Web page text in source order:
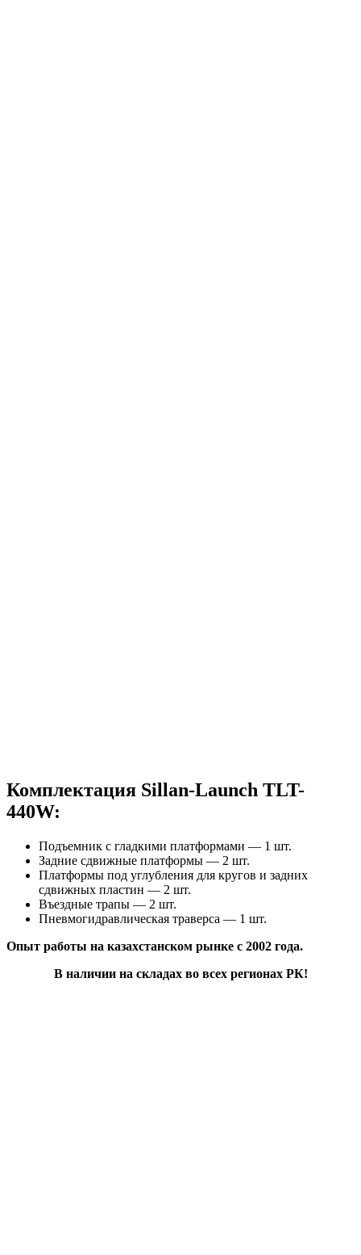
Комплектация Sillan-Launch TLT-
440W:
Подъемник с гладкими платформами — 1 шт.
Задние сдвижные платформы — 2 шт.
Платформы под углубления для кругов и задних
сдвижных пластин — 2 шт.
Въездные трапы — 2 шт.
Пневмогидравлическая траверса — 1 шт.
Опыт работы на казахстанском рынке с 2002 года.
В наличии на складах во всех регионах РК!